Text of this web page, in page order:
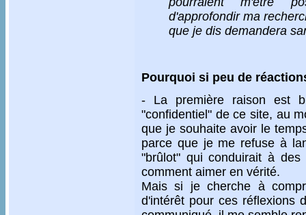
d'approfondir ma
que je dis demandera
Pourquoi si peu de
- La première raison est
"confidentiel" de ce site, au
que je souhaite avoir le
parce que je me refuse à
"brûlot" qui conduirait à
comment aimer en vérité.
Mais si je cherche à
d'intérêt pour ces réflexions